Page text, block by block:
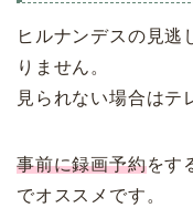
ヒルナンデスの見逃
りません。
見られない場合はテ
事前に録画予約をす
でオススメです。